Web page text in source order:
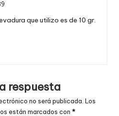
que utilizo es de 10 gr.
respuesta
no será publicada. Los
están marcados con *